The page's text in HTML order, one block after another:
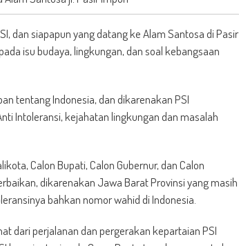
dan siapapun yang datang ke Alam Santosa di Pasir
isu budaya, lingkungan, dan soal kebangsaan
tentang Indonesia, dan dikarenakan PSI
Intoleransi, kejahatan lingkungan dan masalah
Calon Bupati, Calon Gubernur, dan Calon
dikarenakan Jawa Barat Provinsi yang masih
bahkan nomor wahid di Indonesia.
dari perjalanan dan pergerakan kepartaian PSI